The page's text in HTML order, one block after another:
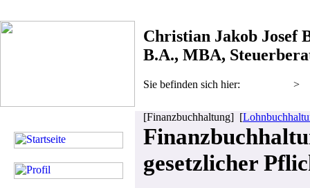
Christian Jakob Josef
B.A., MBA,
Sie befinden sich hier: >
[Finanzbuchhaltung] [
gesetzlicher